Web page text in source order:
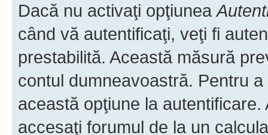
Dacă nu activaţi opţiunea
când vă autentificaţi, veţi fi
prestabilită. Această măsură
contul dumneavoastră. Pentru
această opţiune la
accesaţi forumul de la un